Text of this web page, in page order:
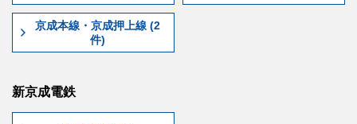
京成本線・京成押上線 (2
件)
新京成電鉄